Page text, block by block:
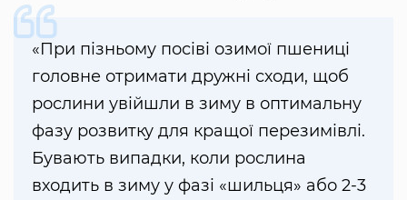
«При пізньому посіві озимої пшениці
головне отримати дружні сходи, щоб
рослини увійшли в зиму в оптимальну
фазу розвитку для кращої перезимівлі.
Бувають випадки, коли рослина
входить в зиму у фазі «шильця» або 2-3